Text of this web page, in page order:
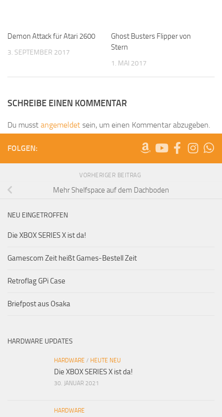
Demon Attack für Atari 2600
3. SEPTEMBER 2017
Ghost Busters Flipper von
Stern
1. MAI 2017
SCHREIBE EINEN KOMMENTAR
Du musst angemeldet sein, um einen Kommentar abzugeben.
FOLGEN:
VORHERIGER BEITRAG
Mehr Shelfspace auf dem Dachboden
NEU EINGETROFFEN
Die XBOX SERIES X ist da!
Gamescom Zeit heißt Games-Bestell Zeit
Retroflag GPi Case
Briefpost aus Osaka
HARDWARE UPDATES
HARDWARE / HEUTE NEU
Die XBOX SERIES X ist da!
30. JANUAR 2021
HARDWARE